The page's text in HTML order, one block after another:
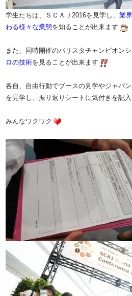
学生たちは、ＳＣＡＪ2016を見学し、業
わる様々な業態を知ることが出来ます
また、同時開催のバリ スタチャンピオン
ロの技術を見ることが出来ます
各自、自由行動でブースの見学やジャパ
を見学し、振り返りシートに気付きを記
みんなワクワク